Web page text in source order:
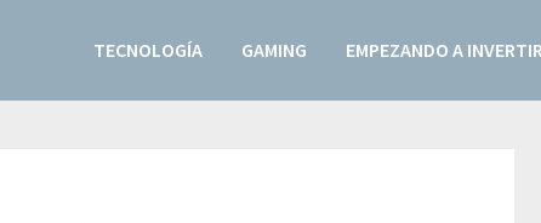
TECNOLOGÍA GAMING EMPEZANDO A INVERTIR